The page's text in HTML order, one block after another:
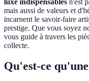
luxe indispensables n'est
mais aussi de valeurs et
incarnent le savoir-faire
prestige. Que vous soyez
vous guide à travers les
collecte.
Qu'est-ce